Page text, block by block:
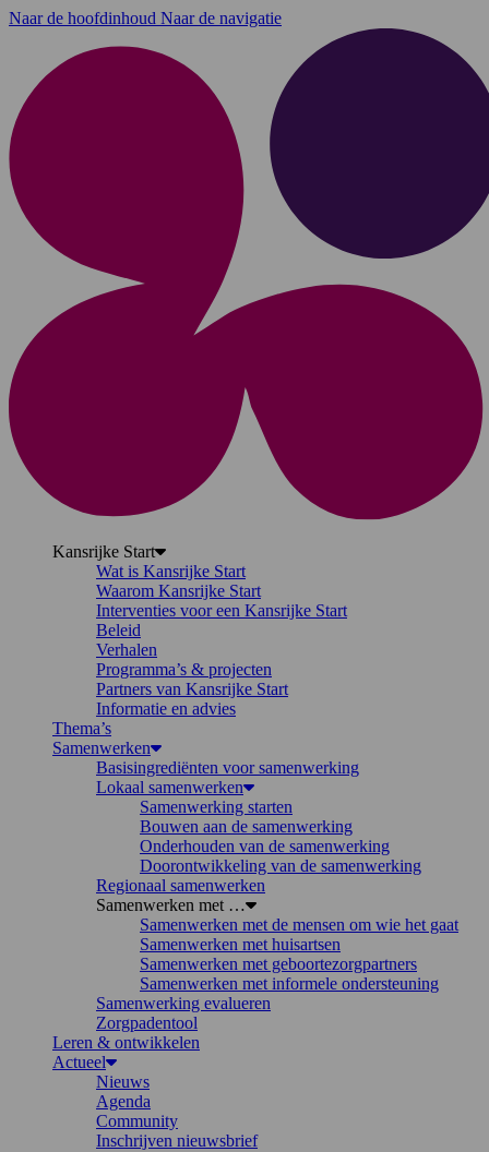
Naar de hoofdinhoud Naar de navigatie
Kansrijke Start
Wat is Kansrijke Start
Waarom Kansrijke Start
Interventies voor een Kansrijke Start
Beleid
Verhalen
Programma’s & projecten
Partners van Kansrijke Start
Informatie en advies
Thema’s
Samenwerken
Basisingrediënten voor samenwerking
Lokaal samenwerken
Samenwerking starten
Bouwen aan de samenwerking
Onderhouden van de samenwerking
Doorontwikkeling van de samenwerking
Regionaal samenwerken
Samenwerken met …
Samenwerken met de mensen om wie het gaat
Samenwerken met huisartsen
Samenwerken met geboortezorgpartners
Samenwerken met informele ondersteuning
Samenwerking evalueren
Zorgpadentool
Leren & ontwikkelen
Actueel
Nieuws
Agenda
Community
Inschrijven nieuwsbrief